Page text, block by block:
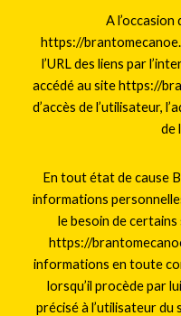
A l’occasion
https://
l’URL des liens par
accédé au site https://
d’accès de l’utilisateur,
de
En tout état de cause
informations
le besoin de
https://
informations en toute
lorsqu’il procède par
précisé à l’utilisateur